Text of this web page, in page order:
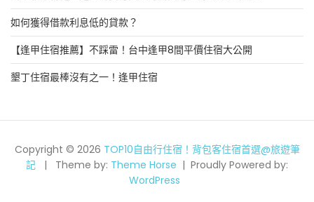
如何獲得借款利息低的貸款？
【逢甲住宿推薦】不踩雷！台中逢甲8間平價住宿大公開
墾丁住宿最棒沒有之一！逢甲住宿
Copyright © 2026 TOP10自由行住宿！背包客住宿首選@旅遊筆
記
Theme by: Theme Horse
Proudly Powered by:
WordPress